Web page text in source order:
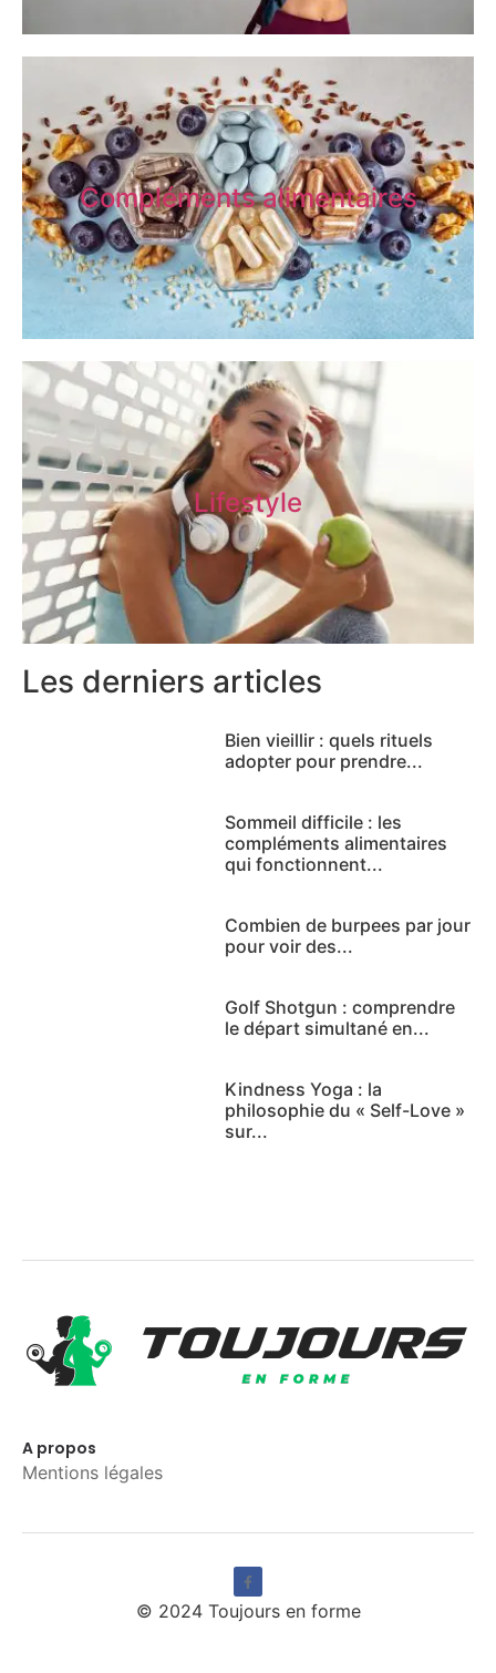
Compléments alimentaires
Lifestyle
Les derniers articles
Bien vieillir : quels rituels
adopter pour prendre...
Sommeil difficile : les
compléments alimentaires
qui fonctionnent...
Combien de burpees par jour
pour voir des...
Golf Shotgun : comprendre
le départ simultané en...
Kindness Yoga : la
philosophie du « Self-Love »
sur...
A propos
Mentions légales
© 2024 Toujours en forme